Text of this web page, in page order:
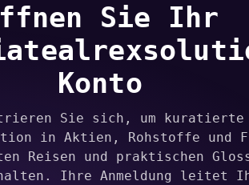
Sie Ihr
Konto
Sie sich, um kuratierte
in Aktien, Rohstoffe und
Reisen und praktischen
Ihre Anmeldung leitet